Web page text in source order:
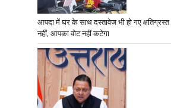
आपदा में घर के साथ दस्तावेज भी हो गए
नहीं, आपका वोट नहीं कटेगा